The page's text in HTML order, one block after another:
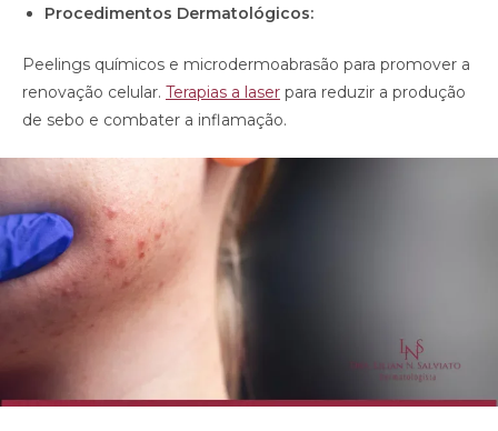
Procedimentos Dermatológicos:
Peelings químicos e microdermoabrasão para promover a
renovação celular. Terapias a laser para reduzir a produção
de sebo e combater a inflamação.